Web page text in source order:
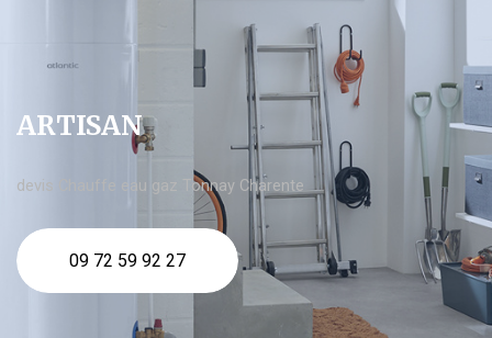
ARTISAN
devis Chauffe eau gaz Tonnay Charente
09 72 59 92 27